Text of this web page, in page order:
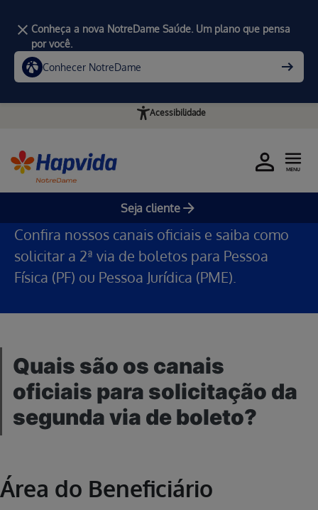
Acessibilidade
Seja cliente
MENU
Conheça a nova NotreDame Saúde. Um plano que pensa
por você.
Conhecer NotreDame
Home 2 via de boleto
2ª Via de Boletos
Confira nossos canais oficiais e saiba como
solicitar a 2ª via de boletos para Pessoa
Física (PF) ou Pessoa Jurídica (PME).
Quais são os canais
oficiais para solicitação da
segunda via de boleto?
Área do Beneficiário